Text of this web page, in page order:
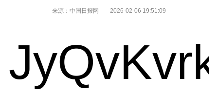
来源：中国日报网 2026-02-06 19:51:09